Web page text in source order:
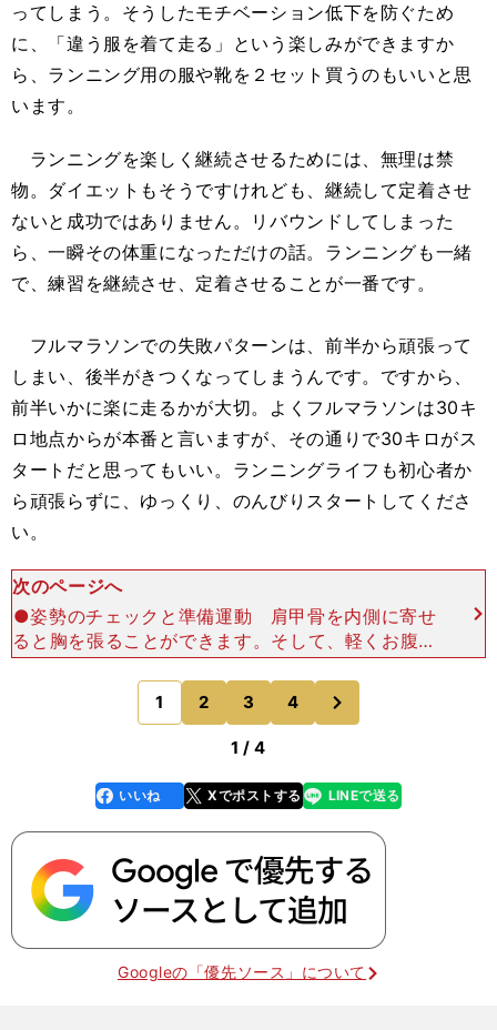
ってしまう。そうしたモチベーション低下を防ぐため
に、「違う服を着て走る」という楽しみができますか
ら、ランニング用の服や靴を２セット買うのもいいと思
います。
ランニングを楽しく継続させるためには、無理は禁
物。ダイエットもそうですけれども、継続して定着させ
ないと成功ではありません。リバウンドしてしまった
ら、一瞬その体重になっただけの話。ランニングも一緒
で、練習を継続させ、定着させることが一番です。
フルマラソンでの失敗パターンは、前半から頑張って
しまい、後半がきつくなってしまうんです。ですから、
前半いかに楽に走るかが大切。よくフルマラソンは30キ
ロ地点からが本番と言いますが、その通りで30キロがス
タートだと思ってもいい。ランニングライフも初心者か
ら頑張らずに、ゆっくり、のんびりスタートしてくださ
い。
次のページへ
●姿勢のチェックと準備運動 肩甲骨を内側に寄せ
ると胸を張ることができます。そして、軽くお腹を
引っ込めることで、重心の位置が理想に近くになり
ます。馬場さんは、これはできているのですが、も
うひとつ。肋骨を
1 2 3 4
のページへ
1 / 4
faceboo
k
いいね Xでポストする
line LINEで送る
Googleの「優先ソース」について